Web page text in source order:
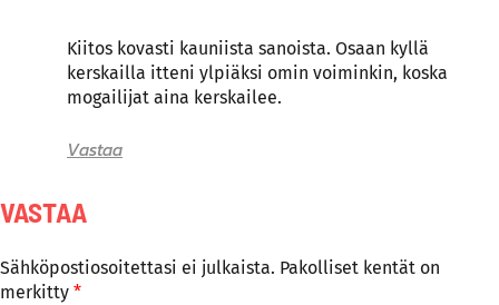
Kiitos kovasti kauniista sanoista. Osaan kyllä
kerskailla itteni ylpiäksi omin voiminkin, koska
mogailijat aina kerskailee.
Vastaa
VASTAA
Sähköpostiosoitettasi ei julkaista. Pakolliset kentät on
merkitty *